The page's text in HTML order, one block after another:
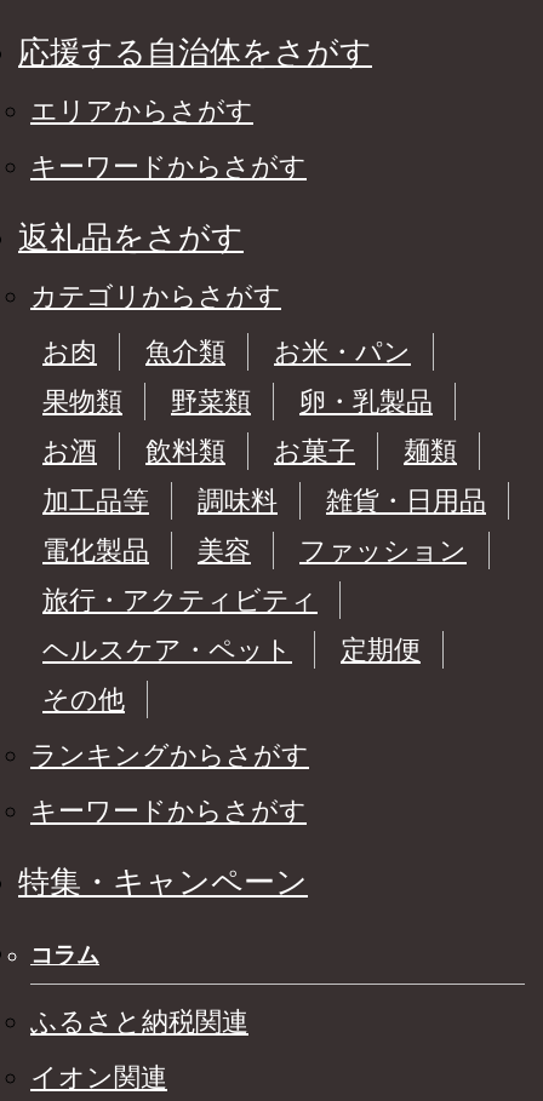
応援する自治体をさがす
エリアからさがす
キーワードからさがす
返礼品をさがす
カテゴリからさがす
お肉
魚介類
お米・パン
果物類
野菜類
卵・乳製品
お酒
飲料類 お菓子
麺類
加工品等
調味料
雑貨・日用品
電化製品
美容
ファッション
旅行・アクティビティ
ヘルスケア・ペット
定期便
その他
ランキングからさがす
キーワードからさがす
特集・キャンペーン
コラム
ふるさと納税関連
イオン関連